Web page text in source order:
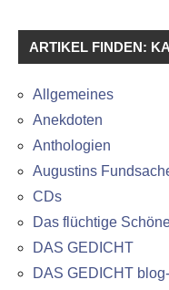
ARTIKEL FINDEN:
Allgemeines
Anekdoten
Anthologien
Augustins
CDs
Das flüchtige
DAS GEDICHT
DAS GEDICHT